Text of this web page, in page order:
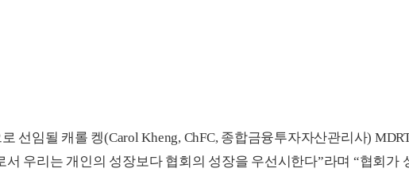
선임될 캐롤 켕(Carol Kheng, ChFC, 종합금융투자자산관리사)
서 우리는 개인의 성장보다 협회의 성장을 우선시한다”라며 “협회가